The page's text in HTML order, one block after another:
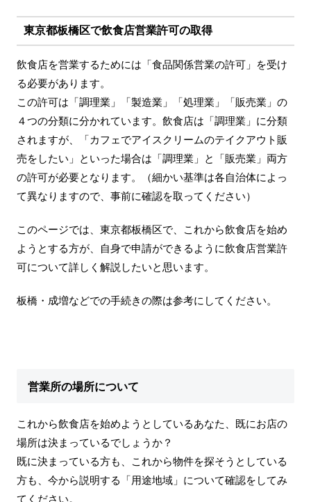
東京都板橋区で飲食店営業許可の取得
飲食店を営業するためには「食品関係営業の許可」を受け
る必要があります。
この許可は「調理業」「製造業」「処理業」「販売業」の
４つの分類に分かれています。飲食店は「調理業」に分類
されますが、「カフェでアイスクリームのテイクアウト販
売をしたい」といった場合は「調理業」と「販売業」両方
の許可が必要となります。（細かい基準は各自治体によっ
て異なりますので、事前に確認を取ってください）
このページでは、東京都板橋区で、これから飲食店を始め
ようとする方が、自身で申請ができるように飲食店営業許
可について詳しく解説したいと思います。
板橋・成増などでの手続きの際は参考にしてください。
営業所の場所について
これから飲食店を始めようとしているあなた、既にお店の
場所は決まっているでしょうか？
既に決まっている方も、これから物件を探そうとしている
方も、今から説明する「用途地域」について確認をしてみ
てください。